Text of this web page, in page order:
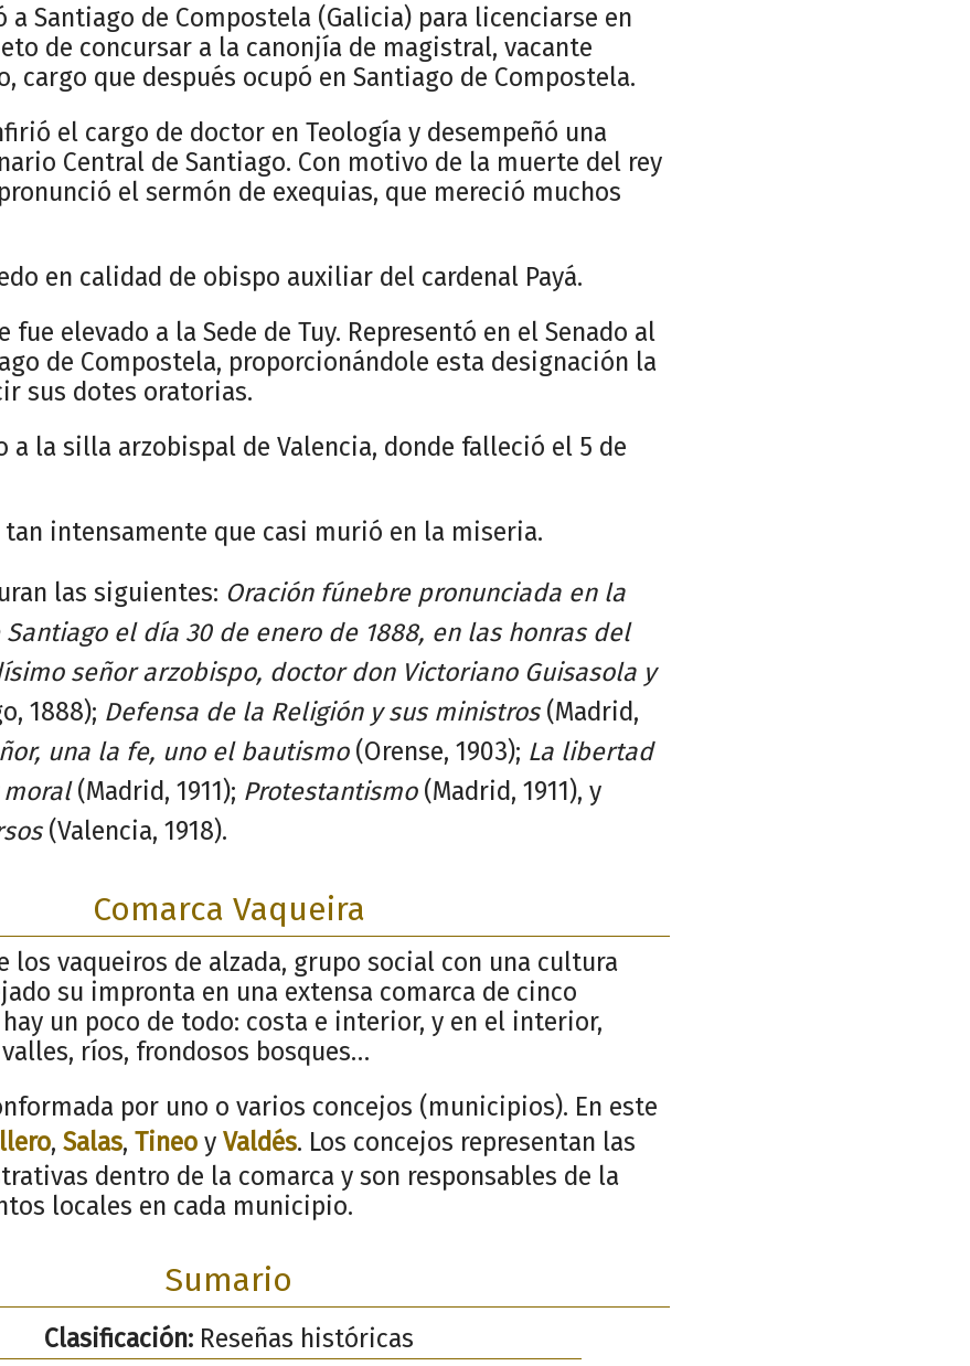
a Santiago de Compostela (Galicia) para licenciarse en
de concursar a la canonjía de magistral, vacante
cargo que después ocupó en Santiago de Compostela.
el cargo de doctor en Teología y desempeñó una
Central de Santiago. Con motivo de la muerte del rey
el sermón de exequias, que mereció muchos
en calidad de obispo auxiliar del cardenal Payá.
fue elevado a la Sede de Tuy. Representó en el Senado al
de Compostela, proporcionándole esta designación la
sus dotes oratorias.
a la silla arzobispal de Valencia, donde falleció el 5 de
intensamente que casi murió en la miseria.
las siguientes: Oración fúnebre pronunciada en la
Santiago el día 30 de enero de 1888, en las honras del
señor arzobispo, doctor don Victoriano Guisasola y
1888); Defensa de la Religión y sus ministros(Madrid,
una la fe, uno el bautismo(Orense, 1903); La libertad
(Madrid, 1911); Protestantismo(Madrid, 1911), y
(Valencia, 1918).
Comarca Vaqueira
los vaqueiros de alzada, grupo social con una cultura
su impronta en una extensa comarca de cinco
un poco de todo: costa e interior, y en el interior,
ríos, frondosos bosques…
por uno o varios concejos (municipios). En este
, Salas, Tineo y Valdés. Los concejos representan las
dentro de la comarca y son responsables de la
locales en cada municipio.
Sumario
Clasificación:Reseñas históricas